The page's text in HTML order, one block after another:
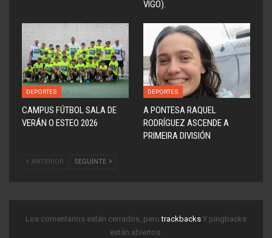
VIGO).
DEPORTES
CAMPUS FÚTBOL SALA DE
VERÁN O ESTEO 2026
DEPORTES
A PONTESA RAQUEL
RODRÍGUEZ ASCENDE A
PRIMEIRA DIVISIÓN
ANTERIOR SEGUINTE
Los comentarios están cerrados, perotrackbacks Y pingbacks
están abiertos.